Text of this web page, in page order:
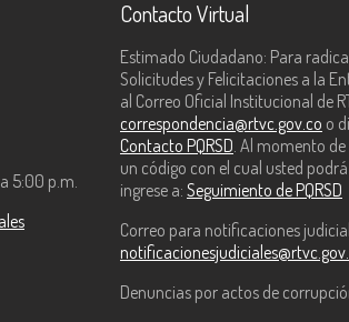
5:00 p.m.
Contacto Virtual
Estimado Ciudadano: Para
Solicitudes y Felicitaciones a la
al Correo Oficial Institucional de
correspondencia@rtvc.gov.co o
Contacto PQRSD . Al momento
un código con el cual usted
ingrese a: Seguimiento de PQRSD
Correo para notificaciones
Denuncias por actos de